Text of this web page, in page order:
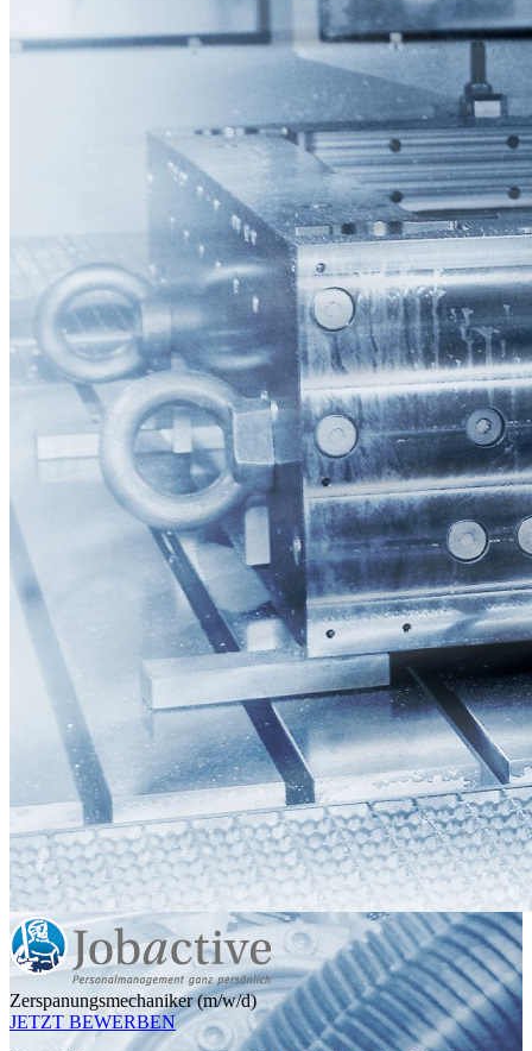
Zerspanungsmechaniker (m/w/d)
JETZT BEWERBEN